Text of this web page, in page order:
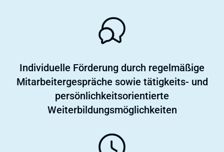
Individuelle Förderung durch regelmäßige
Mitarbeitergespräche sowie tätigkeits- und
persönlichkeitsorientierte
Weiterbildungsmöglichkeiten